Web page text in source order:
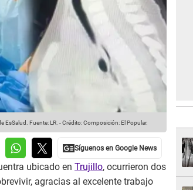
EsSalud. Fuente: LR. -Crédito: Composición: El Popular.
ubicado en Trujillo, ocurrieron dos
agracias al excelente trabajo